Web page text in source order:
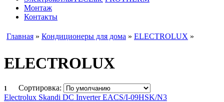
Монтаж
Контакты
Главная » Кондиционеры для дома » ELECTROLUX »
ELECTROLUX
1
Сортировка:
Electrolux Skandi DC Inverter EACS/I-09HSK/N3